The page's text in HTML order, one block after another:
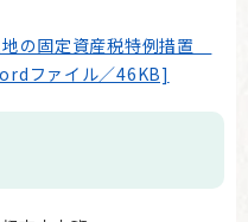
の固定資産税特例措置
ファイル／46KB]